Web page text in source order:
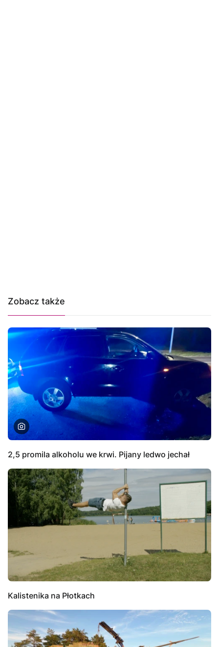
Zobacz także
2,5 promila alkoholu we krwi. Pijany ledwo jechał
Kalistenika na Płotkach